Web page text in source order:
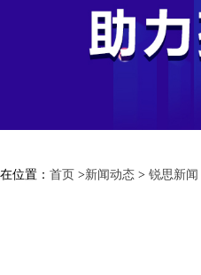
位置： 首页 >新闻动态 > 锐思新闻